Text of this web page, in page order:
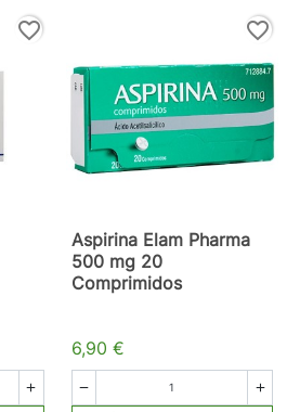
favorite_border

favorite_border
Aspirina Elam Pharma
500 mg 20
Comprimidos
6,90 €
 